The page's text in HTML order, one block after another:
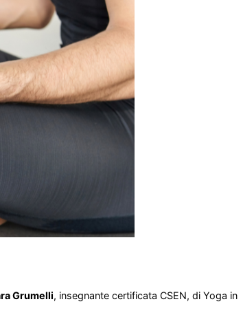
Grumelli, insegnante certificata CSEN, di Yoga in